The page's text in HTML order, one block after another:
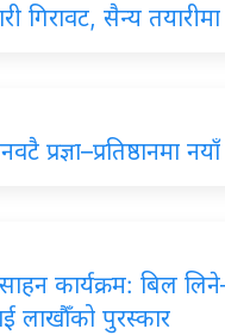
गिरावट, सैन्य
प्रज्ञा–प्रतिष्ठानमा
कार्यक्रम: बिल
लाखौँको पुरस्कार